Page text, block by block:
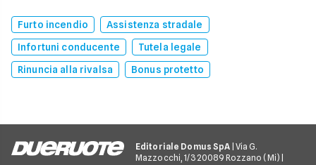
Furto incendio
Assistenza stradale
Infortuni conducente
Tutela legale
Rinuncia alla rivalsa
Bonus protetto
Editoriale Domus SpA | Via G.
Mazzocchi, 1/3 20089 Rozzano (Mi) |